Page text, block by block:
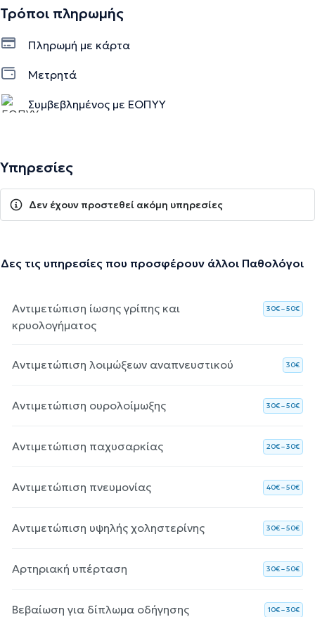
Τρόποι πληρωμής
Πληρωμή με κάρτα
Μετρητά
Συμβεβλημένος με ΕΟΠΥΥ
Υπηρεσίες
Δεν έχουν προστεθεί ακόμη υπηρεσίες
Δες τις υπηρεσίες που προσφέρουν άλλοι Παθολόγοι
Αντιμετώπιση ίωσης γρίπης και
κρυολογήματος
30€ – 50€
Αντιμετώπιση λοιμώξεων αναπνευστικού 30€
Αντιμετώπιση ουρολοίμωξης 30€ – 50€
Αντιμετώπιση παχυσαρκίας 20€ – 30€
Αντιμετώπιση πνευμονίας 40€ – 50€
Αντιμετώπιση υψηλής χοληστερίνης 30€ – 50€
Αρτηριακή υπέρταση 30€ – 50€
Βεβαίωση για δίπλωμα οδήγησης 10€ – 30€